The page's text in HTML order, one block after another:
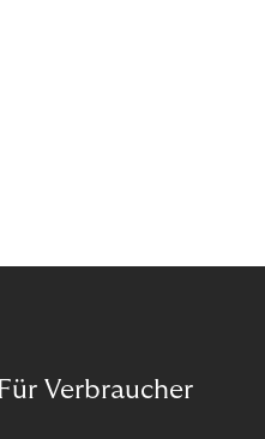
Für Verbraucher